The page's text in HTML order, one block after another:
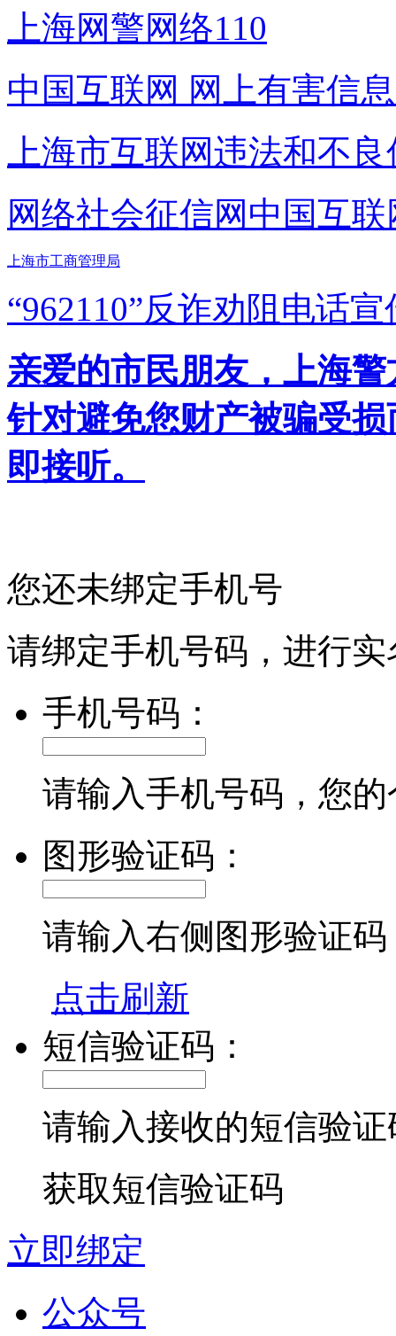
上海网警网络110
中国互联网 网上有害信
上海市互联网违法和不
网络社会征信网 中国互
上海市工商管理局
“962110”反诈劝阻电话宣
亲爱的市民朋友，上海
针对避免您财产被骗受
即接听。
您还未绑定手机号
请绑定手机号码，进行
手机号码：
请输入手机号码，您
图形验证码：
请输入右侧图形验证码
点击刷新
短信验证码：
请输入接收的短信验证
获取短信验证码
立即绑定
公众号